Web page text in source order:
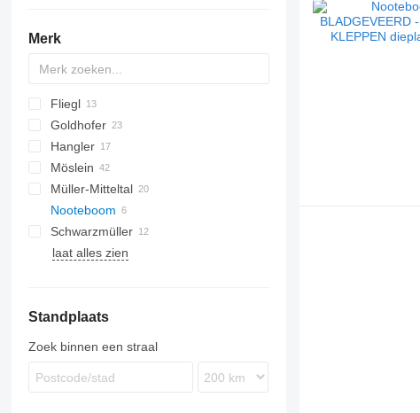
Merk
CarGo
PT
T 38
MAX
STBZ
Fliegl
DTS
TPS
TTS
Goldhofer
STN
STZ
TU
Hangler
GH
S-series
SD
MAC
Möslein
T-series
THT
TTT
Müller-Mitteltal
T-series
Nooteboom
ASDV
RC 2100
Kaiser
Schwarzmüller
CHT
laat alles zien
Standplaats
Zoek binnen een straal